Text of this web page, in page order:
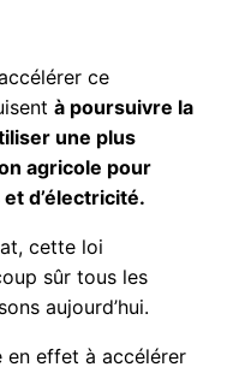
ce
à poursuivre la
une plus
agricole pour
d’électricité.
cette loi
sûr tous les
aujourd’hui.
en effet à accélérer